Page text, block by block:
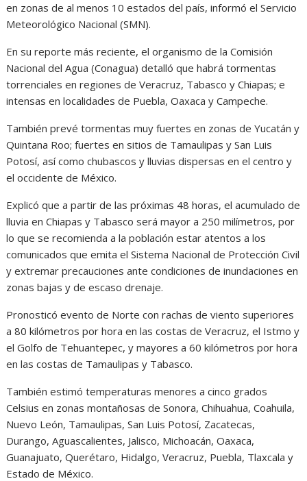
en zonas de al menos 10 estados del país, informó el Servicio
Meteorológico Nacional (SMN).
En su reporte más reciente, el organismo de la Comisión
Nacional del Agua (Conagua) detalló que habrá tormentas
torrenciales en regiones de Veracruz, Tabasco y Chiapas; e
intensas en localidades de Puebla, Oaxaca y Campeche.
También prevé tormentas muy fuertes en zonas de Yucatán y
Quintana Roo; fuertes en sitios de Tamaulipas y San Luis
Potosí, así como chubascos y lluvias dispersas en el centro y
el occidente de México.
Explicó que a partir de las próximas 48 horas, el acumulado de
lluvia en Chiapas y Tabasco será mayor a 250 milímetros, por
lo que se recomienda a la población estar atentos a los
comunicados que emita el Sistema Nacional de Protección Civil
y extremar precauciones ante condiciones de inundaciones en
zonas bajas y de escaso drenaje.
Pronosticó evento de Norte con rachas de viento superiores
a 80 kilómetros por hora en las costas de Veracruz, el Istmo y
el Golfo de Tehuantepec, y mayores a 60 kilómetros por hora
en las costas de Tamaulipas y Tabasco.
También estimó temperaturas menores a cinco grados
Celsius en zonas montañosas de Sonora, Chihuahua, Coahuila,
Nuevo León, Tamaulipas, San Luis Potosí, Zacatecas,
Durango, Aguascalientes, Jalisco, Michoacán, Oaxaca,
Guanajuato, Querétaro, Hidalgo, Veracruz, Puebla, Tlaxcala y
Estado de México.